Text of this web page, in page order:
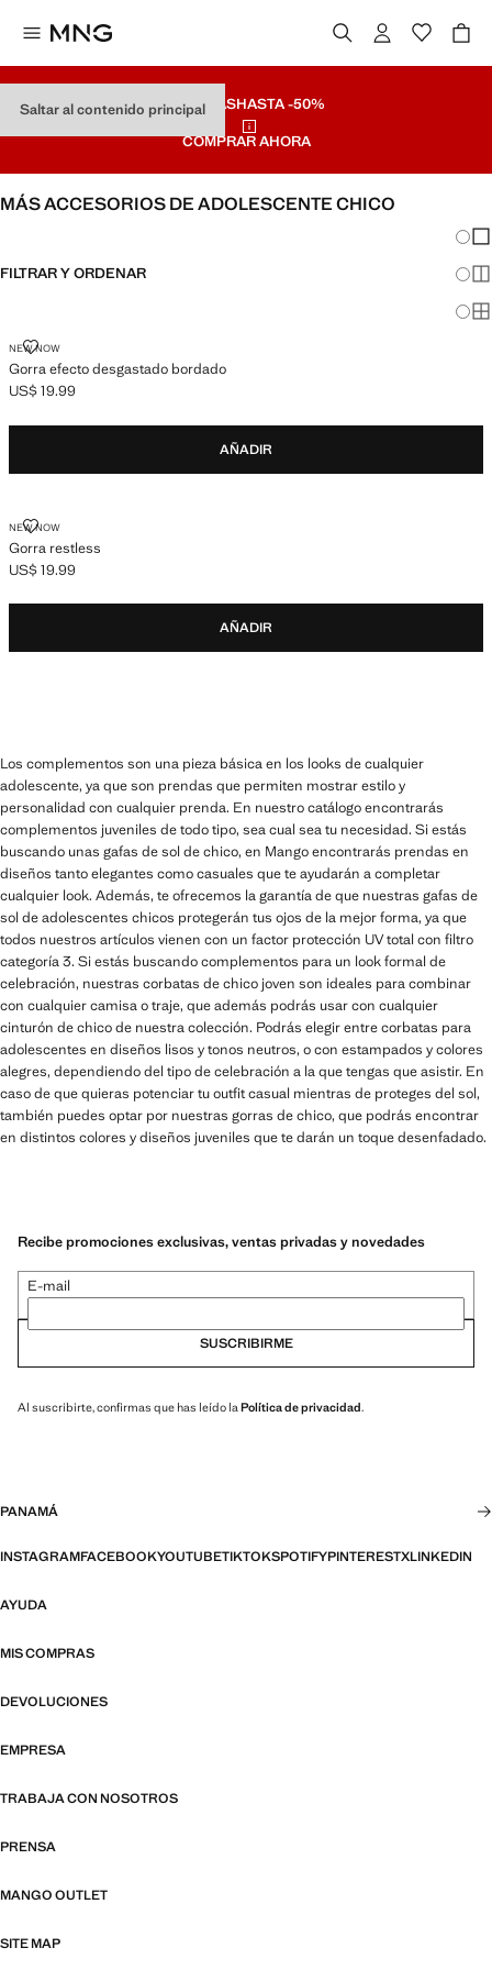
Saltar al contenido principal
REBAJASHASTA -50%
COMPRAR AHORA
MÁS ACCESORIOS DE ADOLESCENTE CHICO
FILTRAR Y ORDENAR
NEW NOW
Gorra efecto desgastado bordado
GORRA EFECTO DESGASTADO BORDADO
Precio actual [US$ 19.99 ]
US$ 19.99
AÑADIR
NEW NOW
Gorra restless
GORRA RESTLESS
Precio actual [US$ 19.99 ]
US$ 19.99
AÑADIR
Los complementos son una pieza básica en los looks de cualquier
adolescente, ya que son prendas que permiten mostrar estilo y
personalidad con cualquier prenda. En nuestro catálogo encontrarás
complementos juveniles de todo tipo, sea cual sea tu necesidad. Si estás
buscando unas gafas de sol de chico, en Mango encontrarás prendas en
diseños tanto elegantes como casuales que te ayudarán a completar
cualquier look. Además, te ofrecemos la garantía de que nuestras gafas de
sol de adolescentes chicos protegerán tus ojos de la mejor forma, ya que
todos nuestros artículos vienen con un factor protección UV total con filtro
categoría 3. Si estás buscando complementos para un look formal de
celebración, nuestras corbatas de chico joven son ideales para combinar
con cualquier camisa o traje, que además podrás usar con cualquier
cinturón de chico de nuestra colección. Podrás elegir entre corbatas para
adolescentes en diseños lisos y tonos neutros, o con estampados y colores
alegres, dependiendo del tipo de celebración a la que tengas que asistir. En
caso de que quieras potenciar tu outfit casual mientras de proteges del sol,
también puedes optar por nuestras gorras de chico, que podrás encontrar
en distintos colores y diseños juveniles que te darán un toque desenfadado.
Recibe promociones exclusivas, ventas privadas y novedades
E-mail
SUSCRIBIRME
Al suscribirte, confirmas que has leído la Política de privacidad.
PANAMÁ
INSTAGRAMFACEBOOKYOUTUBETIKTOKSPOTIFYPINTERESTXLINKEDIN
AYUDA
MIS COMPRAS
DEVOLUCIONES
EMPRESA
TRABAJA CON NOSOTROS
PRENSA
MANGO OUTLET
SITE MAP